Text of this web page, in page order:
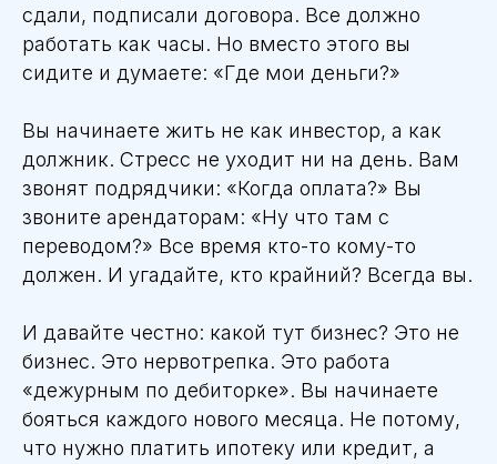
сдали, подписали договора. Все должно
работать как часы. Но вместо этого вы
сидите и думаете: «Где мои деньги?»
Вы начинаете жить не как инвестор, а как
должник. Стресс не уходит ни на день. Вам
звонят подрядчики: «Когда оплата?» Вы
звоните арендаторам: «Ну что там с
переводом?» Все время кто-то кому-то
должен. И угадайте, кто крайний? Всегда вы.
И давайте честно: какой тут бизнес? Это не
бизнес. Это нервотрепка. Это работа
«дежурным по дебиторке». Вы начинаете
бояться каждого нового месяца. Не потому,
что нужно платить ипотеку или кредит, а